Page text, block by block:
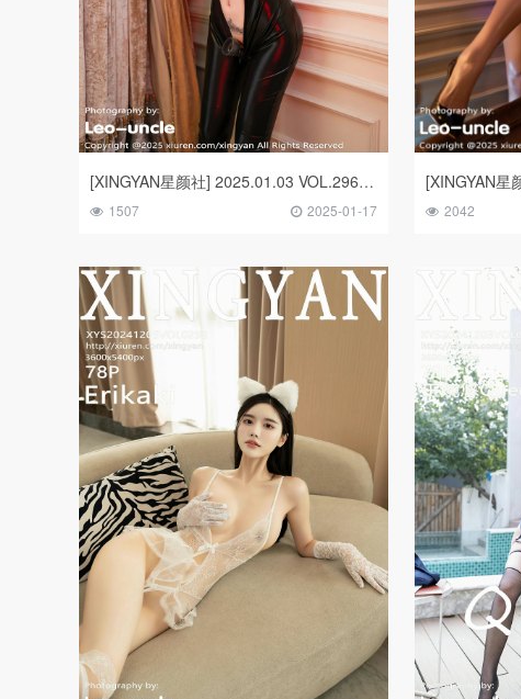
[XINGYAN星颜社] 2025.01.03 VOL.296 潘思沁
1507 2025-01-17 2042